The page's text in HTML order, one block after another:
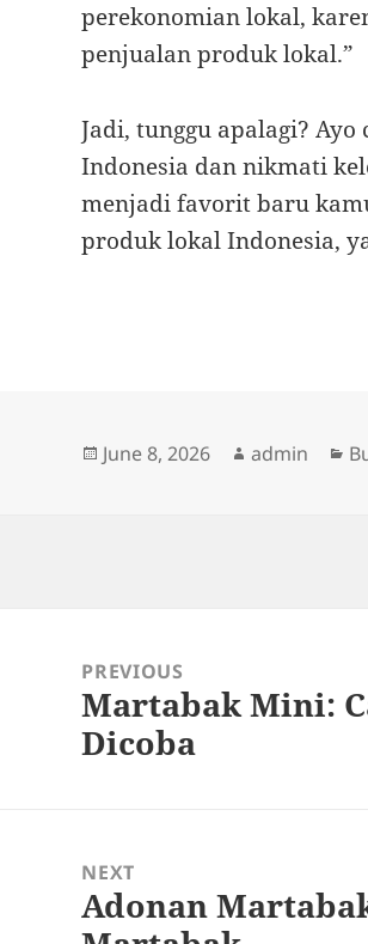
perekonomian lokal,
penjualan produk lokal.”
Jadi, tunggu apalagi?
Indonesia dan nikmati
menjadi favorit baru
produk lokal Indonesia,
Posted
June 8, 2026 Author
admin
navigationPREVIOUS
Previous
post:
Martabak Mini:
Dicoba
NEXT
Next
Adonan